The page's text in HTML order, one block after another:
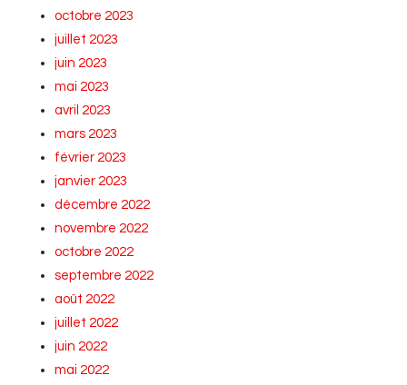
octobre 2023
juillet 2023
juin 2023
mai 2023
avril 2023
mars 2023
février 2023
janvier 2023
décembre 2022
novembre 2022
octobre 2022
septembre 2022
août 2022
juillet 2022
juin 2022
mai 2022